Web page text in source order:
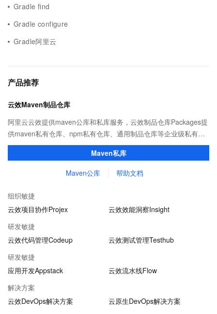
Gradle find
Gradle configure
Gradle阿里云
产品推荐
云效Maven制品仓库
阿里云云效提供maven公库和私库服务，云效制品仓库Packages提
供maven私有仓库、npm私有仓库、通用制品仓库等企业级私有制
品仓库，用于maven、npm等软件包和依赖管理。且不限容量、免
Maven私库
Maven公库 帮助文档
组织敏捷
云效项目协作Projex
云效效能洞察Insight
研发敏捷
云效代码管理Codeup
云效测试管理Testhub
研发敏捷
应用开发Appstack
云效流水线Flow
解决方案
云效DevOps解决方案
云原生DevOps解决方案